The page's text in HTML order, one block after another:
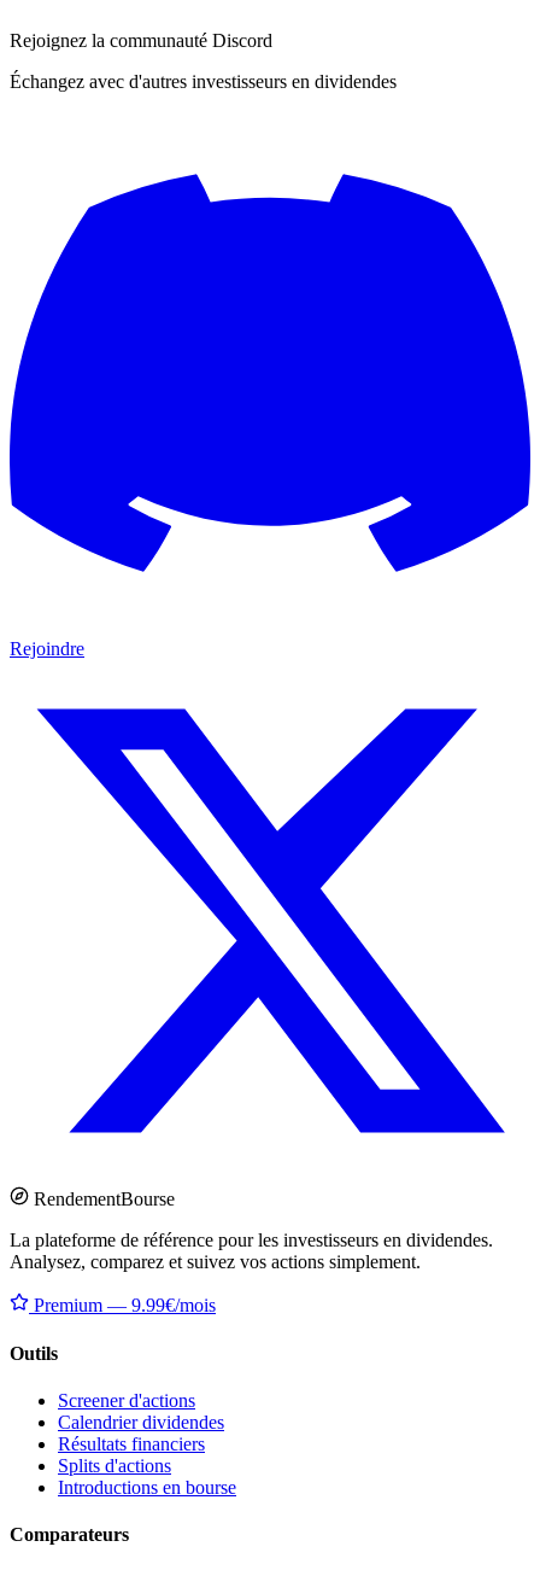
Rejoignez la communauté Discord
Échangez avec d'autres investisseurs en dividendes
Rejoindre
RendementBourse
La plateforme de référence pour les investisseurs en dividendes.
Analysez, comparez et suivez vos actions simplement.
Premium — 9.99€/mois
Outils
Screener d'actions
Calendrier dividendes
Résultats financiers
Splits d'actions
Introductions en bourse
Comparateurs